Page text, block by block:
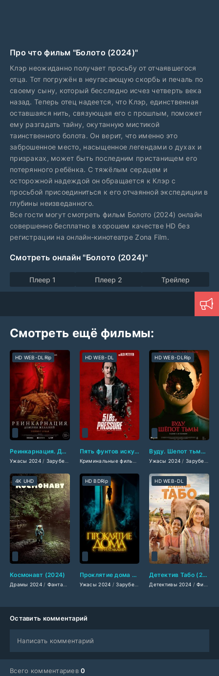
Про что фильм "Болото (2024)"
Клэр неожиданно получает просьбу от отчаявшегося
отца. Тот погружён в неугасающую скорбь и печаль по
своему сыну, который бесследно исчез четверть века
назад. Теперь отец надеется, что Клэр, единственная
оставшаяся нить, связующая его с прошлым, поможет
ему разгадать тайну, окутанную мистикой
таинственного болота. Он верит, что именно это
заброшенное место, насыщенное легендами о духах и
призраках, может быть последним пристанищем его
потерянного ребёнка. С тяжёлым сердцем и
осторожной надеждой он обращается к Клэр с
просьбой присоединиться к его отчаянной экспедиции в
глубины неизведанного.
Все гости могут смотреть фильм Болото (2024) онлайн
совершенно бесплатно в хорошем качестве HD без
регистрации на онлайн-кинотеатре Zona Film.
Смотреть онлайн "Болото (2024)"
Плеер 1 Плеер 2 Трейлер
Смотреть ещё фильмы:
Реинкарнация. Демоны желаний (2024)
Ужасы 2024/ Зарубежные фильмы 2024 /Фильмы весны 2024/Новинки кино
HD WEB-DLRip
Пять фунтов искупления (2024)
/Мелодрамы 2024
HD WEB-DL
Вуду. Шепот тьмы (2024)
Ужасы 2024 / Зарубежные фильмы 2024
HD WEB-DLRip
Космонавт (2024)
Драмы 2024/ Фантастические 2024 /Зарубежные фильмы 2024 /Фильмы
4K UHD
Проклятие дома с призраками (2024)
Ужасы 2024 /Зарубежные фильмы 2024 /Фильмы
HD BDRip
Детектив Табо (2024)
Детективы 2024 /Фильмы-приключения 2024
HD WEB-DL
Оставить комментарий
Написать комментарий
Всего комментариев0